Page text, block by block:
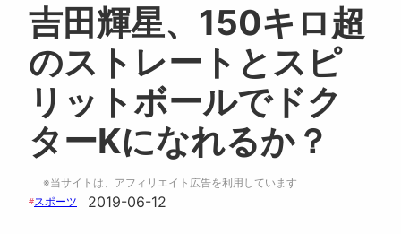
吉田輝星、150キロ超
のストレートとスピ
リットボールでドク
ターKになれるか？
※当サイトは、アフィリエイト広告を利用しています
#スポーツ 2019-06-12